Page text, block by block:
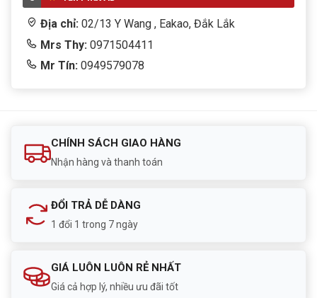
Địa chỉ: 02/13 Y Wang , Eakao, Đắk Lắk
Mrs Thy: 0971504411
Mr Tín: 0949579078
CHÍNH SÁCH GIAO HÀNG
Nhận hàng và thanh toán
ĐỔI TRẢ DỄ DÀNG
1 đổi 1 trong 7 ngày
GIÁ LUÔN LUÔN RẺ NHẤT
Giá cả hợp lý, nhiều ưu đãi tốt